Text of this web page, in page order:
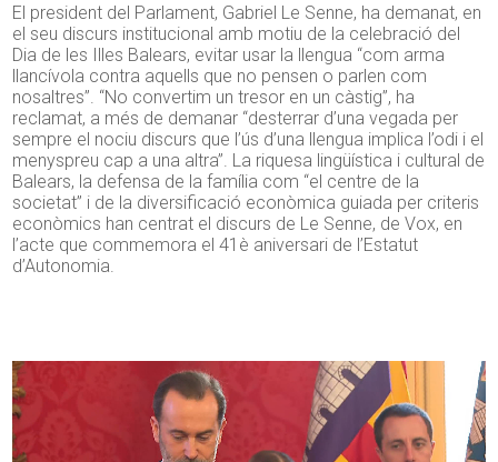
El president del Parlament, Gabriel Le Senne, ha demanat, en
el seu discurs institucional amb motiu de la celebració del
Dia de les Illes Balears, evitar usar la llengua “com arma
llancívola contra aquells que no pensen o parlen com
nosaltres”. “No convertim un tresor en un càstig”, ha
reclamat, a més de demanar “desterrar d’una vegada per
sempre el nociu discurs que l’ús d’una llengua implica l’odi i el
menyspreu cap a una altra”. La riquesa lingüística i cultural de
Balears, la defensa de la família com “el centre de la
societat” i de la diversificació econòmica guiada per criteris
econòmics han centrat el discurs de Le Senne, de Vox, en
l’acte que commemora el 41è aniversari de l’Estatut
d’Autonomia.